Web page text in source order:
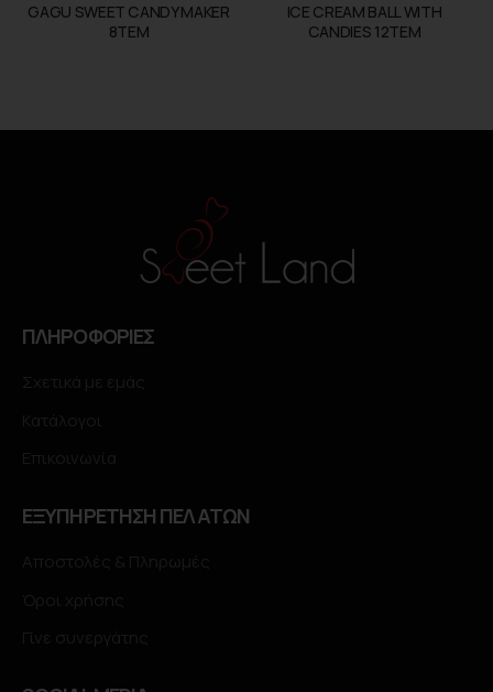
GAGU SWEET CANDY MAKER
8TEM
ICE CREAM BALL WITH
CANDIES 12TEM
ΠΛΗΡΟΦΟΡΙΕΣ
ΕΞΥΠΗΡΕΤΗΣΗ ΠΕΛΑΤΩΝ